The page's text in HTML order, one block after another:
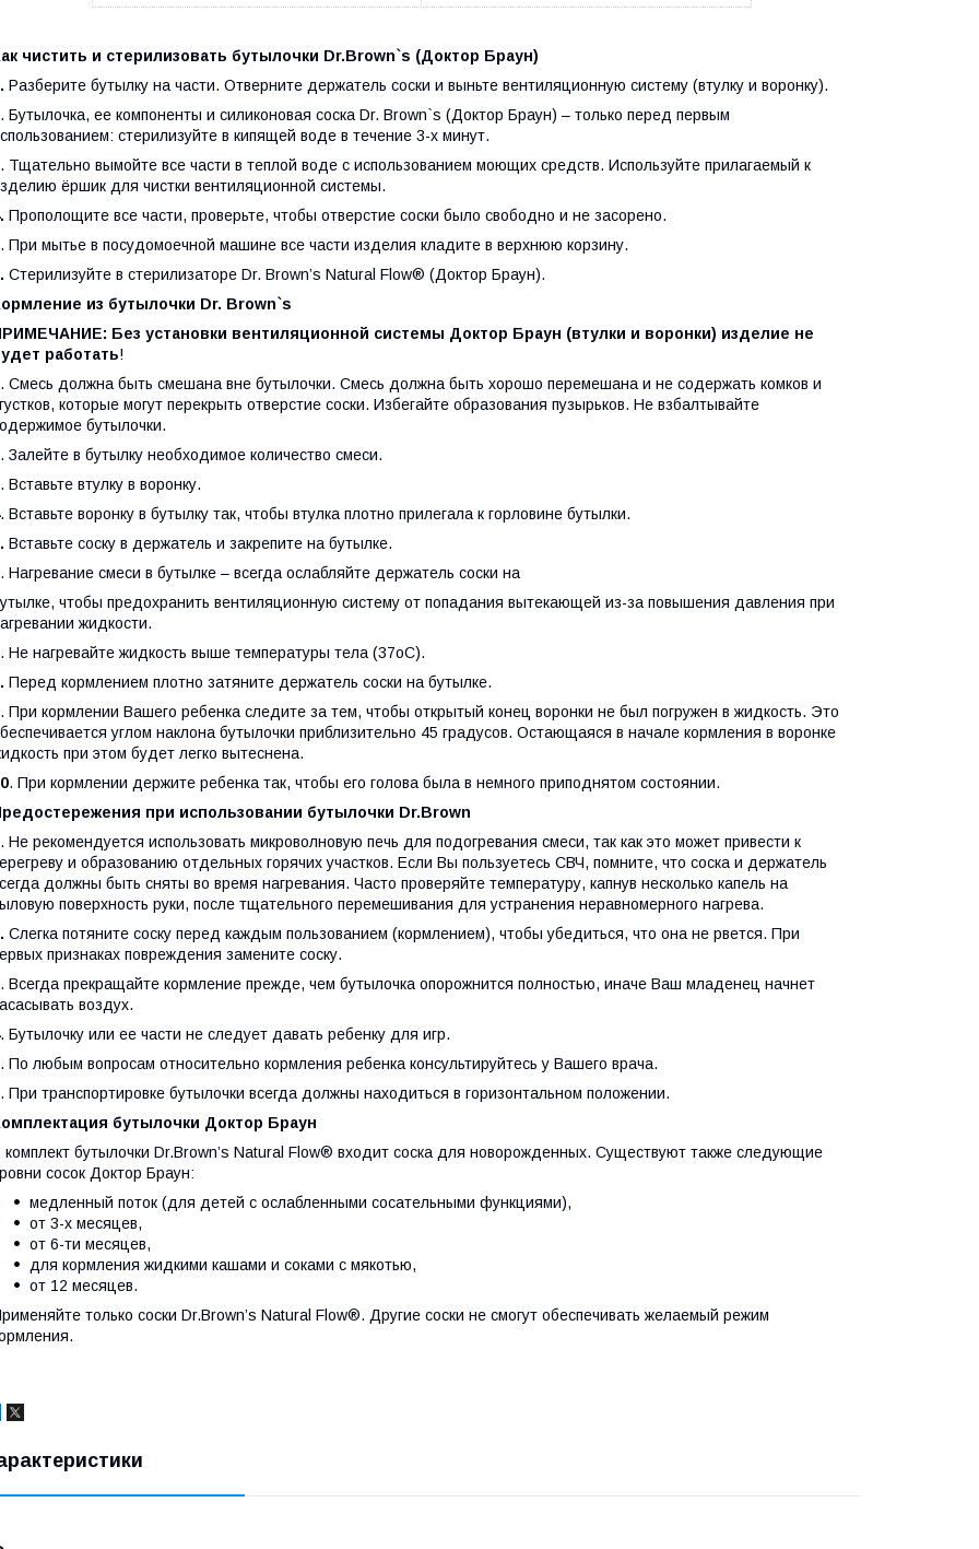
чистить и стерилизовать бутылочки Dr.Brown`s (Доктор Браун)
Разберите бутылку на части. Отверните держатель соски и выньте вентиляционную систему (втулку и воронку).
. Бутылочка, ее компоненты и силиконовая соска Dr. Brown`s (Доктор Браун) – только перед первым
стерилизуйте в кипящей воде в течение 3-х минут.
. Тщательно вымойте все части в теплой воде с использованием моющих средств. Используйте прилагаемый к
ёршик для чистки вентиляционной системы.
Прополощите все части, проверьте, чтобы отверстие соски было свободно и не засорено.
. При мытье в посудомоечной машине все части изделия кладите в верхнюю корзину.
Стерилизуйте в стерилизаторе Dr. Brown’s Natural Flow® (Доктор Браун).
из бутылочки Dr. Brown`s
Без установки вентиляционной системы Доктор Браун (втулки и воронки) изделие не
работать!
. Смесь должна быть смешана вне бутылочки. Смесь должна быть хорошо перемешана и не содержать комков и
которые могут перекрыть отверстие соски. Избегайте образования пузырьков. Не взбалтывайте
бутылочки.
. Залейте в бутылку необходимое количество смеси.
. Вставьте втулку в воронку.
. Вставьте воронку в бутылку так, чтобы втулка плотно прилегала к горловине бутылки.
Вставьте соску в держатель и закрепите на бутылке.
. Нагревание смеси в бутылке – всегда ослабляйте держатель соски на
чтобы предохранить вентиляционную систему от попадания вытекающей из-за повышения давления при
жидкости.
. Не нагревайте жидкость выше температуры тела (37oС).
Перед кормлением плотно затяните держатель соски на бутылке.
. При кормлении Вашего ребенка следите за тем, чтобы открытый конец воронки не был погружен в жидкость. Это
углом наклона бутылочки приблизительно 45 градусов. Остающаяся в начале кормления в воронке
при этом будет легко вытеснена.
. При кормлении держите ребенка так, чтобы его голова была в немного приподнятом состоянии.
при использовании бутылочки Dr.Brown
. Не рекомендуется использовать микроволновую печь для подогревания смеси, так как это может привести к
и образованию отдельных горячих участков. Если Вы пользуетесь СВЧ, помните, что соска и держатель
должны быть сняты во время нагревания. Часто проверяйте температуру, капнув несколько капель на
поверхность руки, после тщательного перемешивания для устранения неравномерного нагрева.
Слегка потяните соску перед каждым пользованием (кормлением), чтобы убедиться, что она не рвется. При
признаках повреждения замените соску.
. Всегда прекращайте кормление прежде, чем бутылочка опорожнится полностью, иначе Ваш младенец начнет
воздух.
. Бутылочку или ее части не следует давать ребенку для игр.
. По любым вопросам относительно кормления ребенка консультируйтесь у Вашего врача.
. При транспортировке бутылочки всегда должны находиться в горизонтальном положении.
бутылочки Доктор Браун
комплект бутылочки Dr.Brown’s Natural Flow® входит соска для новорожденных. Существуют также следующие
сосок Доктор Браун:
медленный поток (для детей с ослабленными сосательными функциями),
от 3-х месяцев,
от 6-ти месяцев,
для кормления жидкими кашами и соками с мякотью,
от 12 месяцев.
только соски Dr.Brown’s Natural Flow®. Другие соски не смогут обеспечивать желаемый режим